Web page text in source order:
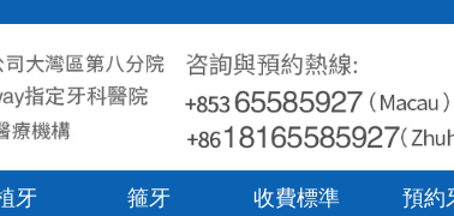
牙 箍牙 收費標準 預約